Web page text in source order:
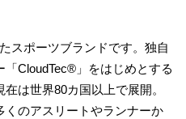
スポーツブランドです。独自
CloudTec®」をはじめとする
は世界80カ国以上で展開。
くのアスリートやランナーか